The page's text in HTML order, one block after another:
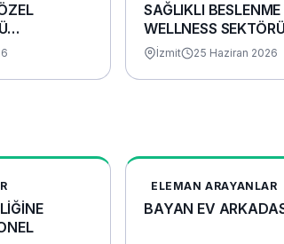
​SAĞLIKLI BESLENME
WELLNESS
İŞİNİ KUR!
İzmit 25 Haziran 2026
ELEMAN ARAYANLAR
BAYAN EV